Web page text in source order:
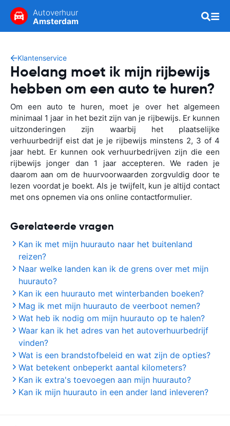
Autoverhuur
Amsterdam
Klantenservice
Hoelang moet ik mijn rijbewijs
hebben om een auto te huren?
Om een auto te huren, moet je over het algemeen
minimaal 1 jaar in het bezit zijn van je rijbewijs. Er kunnen
uitzonderingen zijn waarbij het plaatselijke
verhuurbedrijf eist dat je je rijbewijs minstens 2, 3 of 4
jaar hebt. Er kunnen ook verhuurbedrijven zijn die een
rijbewijs jonger dan 1 jaar accepteren. We raden je
daarom aan om de huurvoorwaarden zorgvuldig door te
lezen voordat je boekt. Als je twijfelt, kun je altijd contact
met ons opnemen via ons online contactformulier.
Gerelateerde vragen
Kan ik met mijn huurauto naar het buitenland
reizen?
Naar welke landen kan ik de grens over met mijn
huurauto?
Kan ik een huurauto met winterbanden boeken?
Mag ik met mijn huurauto de veerboot nemen?
Wat heb ik nodig om mijn huurauto op te halen?
Waar kan ik het adres van het autoverhuurbedrijf
vinden?
Wat is een brandstofbeleid en wat zijn de opties?
Wat betekent onbeperkt aantal kilometers?
Kan ik extra's toevoegen aan mijn huurauto?
Kan ik mijn huurauto in een ander land inleveren?